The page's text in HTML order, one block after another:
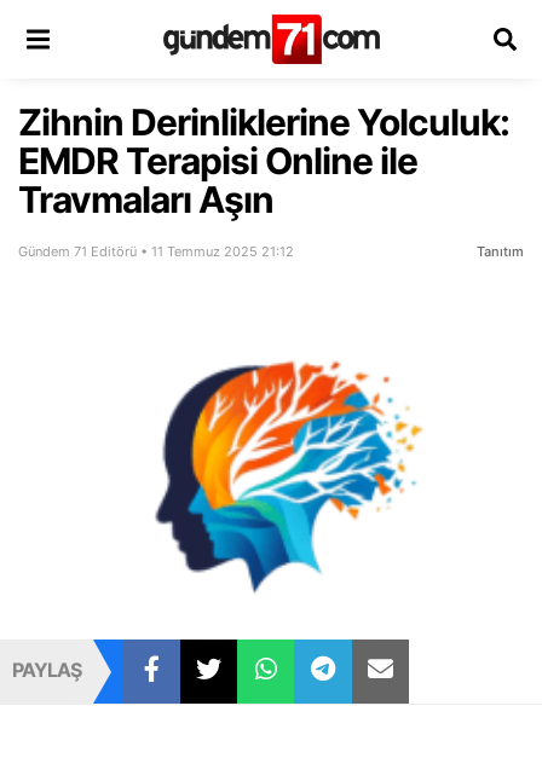
Zihnin Derinliklerine Yolculuk:
EMDR Terapisi Online ile
Travmaları Aşın
Gündem 71 Editörü • 11 Temmuz 2025 21:12 Tanıtım
PAYLAŞ